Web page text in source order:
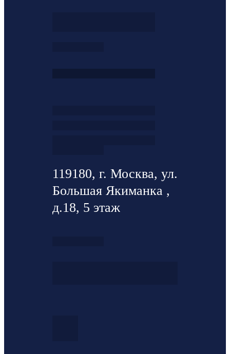
119180, г. Москва, ул.
Большая Якиманка ,
д.18, 5 этаж